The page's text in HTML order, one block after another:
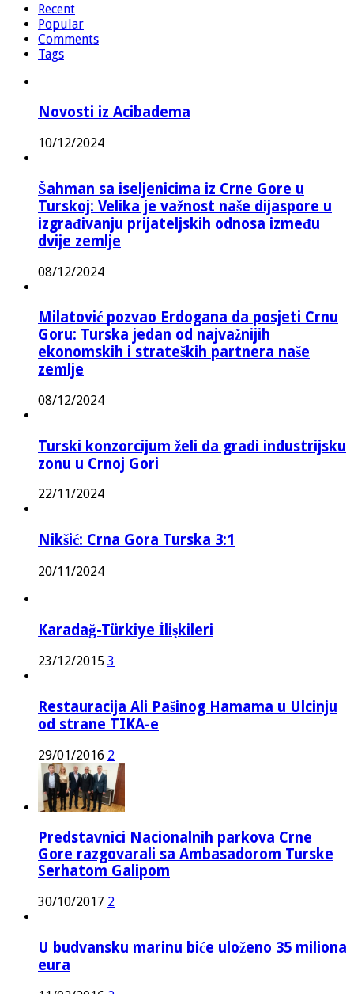
Recent
Popular
Comments
Tags
Novosti iz Acibadema
10/12/2024
Šahman sa iseljenicima iz Crne Gore u
Turskoj: Velika je važnost naše dijaspore u
izgrađivanju prijateljskih odnosa između
dvije zemlje
08/12/2024
Milatović pozvao Erdogana da posjeti Crnu
Goru: Turska jedan od najvažnijih
ekonomskih i strateških partnera naše
zemlje
08/12/2024
Turski konzorcijum želi da gradi industrijsku
zonu u Crnoj Gori
22/11/2024
Nikšić: Crna Gora Turska 3:1
20/11/2024
Karadağ-Türkiye İlişkileri
23/12/2015 3
Restauracija Ali Pašinog Hamama u Ulcinju
od strane TIKA-e
29/01/2016 2
Predstavnici Nacionalnih parkova Crne
Gore razgovarali sa Ambasadorom Turske
Serhatom Galipom
30/10/2017 2
U budvansku marinu biće uloženo 35 miliona
eura